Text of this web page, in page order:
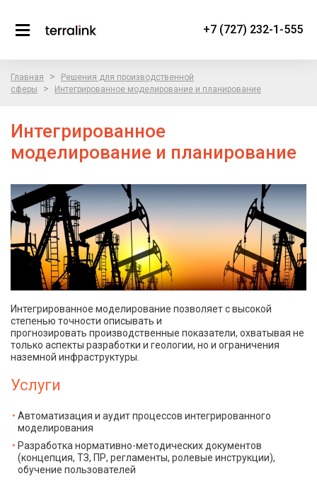
+7 (727) 232-1-555
Главная >
Решения для производственной
сферы
> Интегрированное моделирование и планирование
Интегрированное
моделирование и планирование
Интегрированное моделирование позволяет с высокой
степенью точности описывать и
прогнозировать производственные показатели, охватывая не
только аспекты разработки и геологии, но и ограничения
наземной инфраструктуры.
Услуги
Автоматизация и аудит процессов интегрированного
моделирования
Разработка нормативно-методических документов
(концепция, ТЗ, ПР, регламенты, ролевые инструкции),
обучение пользователей